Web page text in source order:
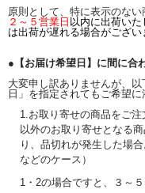
原則として、特に表示のな
２～５営業日 以内に出荷い
は出荷が遅れる場合がござい
●【お届け希望日】に間に合
大変申し訳ありませんが、
日」を指定されてもご希望
1.お取り寄せの商品をご
以外のお取り寄せとなる
り、品切れが発生した場
などのケース）
1・2の場合ですと、３～